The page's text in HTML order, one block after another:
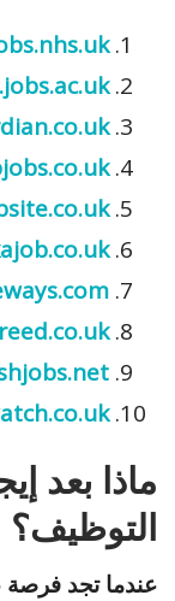
ماذا بعد
التوظيف؟
عندما تجد فرصة